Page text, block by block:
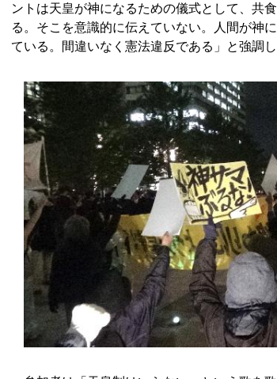
ントは天皇が神になるための儀式として、共
る。そこを意識的に伝えていない。人間が神
ている。間違いなく憲法違反である」と強調し